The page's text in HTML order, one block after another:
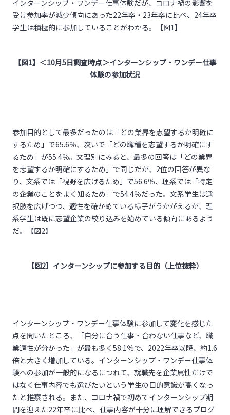
インターンシップ・ワンデー仕事体験だが、コロナ禍の影響を
受け参加率が減少傾向にあった22年卒・23年卒に比べ、24年卒
学生は積極的に参加していることがわかる。【図1】
【図1】＜10月5日調査時点＞インターンシップ・ワンデー仕事
体験の参加状況
参加目的として最多だったのは「どの業界を志望するか明確に
するため」で65.6％、次いで「どの職種を志望するか明確にす
るため」が55.4％。文理別にみると、最多の回答は「どの業界
を志望するか明確にするため」で同じだが、2位の回答が異な
り、文系では「視野を広げるため」で56.6％、理系では「特定
の企業のことをよく知るため」で54.4％だった。文系学生は選
択肢を広げつつ、適性を確かめている様子がうかがえるが、理
系学生は既に志望企業の絞り込みを始めている傾向にあるよう
だ。【図2】
【図2】インターンシップに参加する目的（上位抜粋）
インターンシップ・ワンデー仕事体験に参加して変化を感じた
点を聞いたところ、「自分に合う仕事・合わない仕事など、職
業適性が分かった」が最も多く58.1％で、2022年卒以降、約1.6
倍と大きく増加している。インターンシップ・ワンデー仕事体
験への参加が一般的になるにつれて、就職先を企業属性だけで
はなく仕事内容でも選びたいという学生の目的意識が高くなっ
たと推察される。また、コロナ禍で初めてインターンシップ期
間を迎えた22年卒に比べ、仕事内容が十分に理解できるプログ